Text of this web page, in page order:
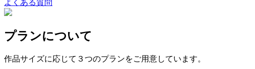
よくある質問
プランについて
作品サイズに応じて３つのプランをご用意しています。